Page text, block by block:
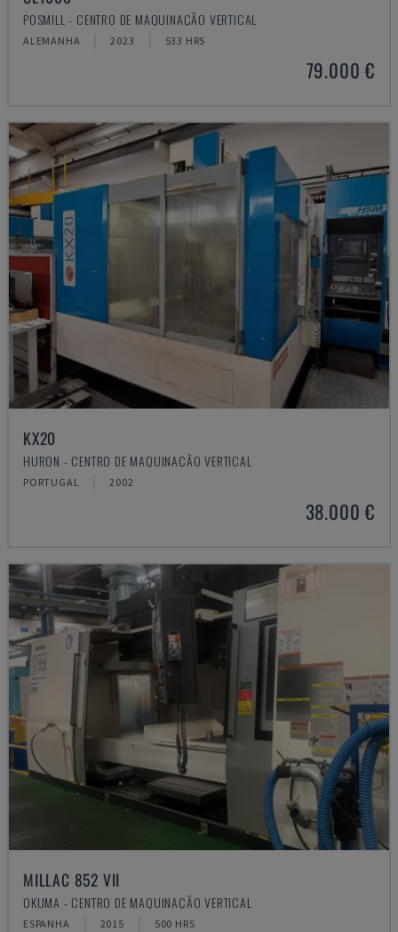
POSMILL - CENTRO DE MAQUINAÇÃO VERTICAL
ALEMANHA 2023 533 HRS
79.000 €
KX20
HURON - CENTRO DE MAQUINAÇÃO VERTICAL
PORTUGAL 2002
38.000 €
MILLAC 852 VII
OKUMA - CENTRO DE MAQUINAÇÃO VERTICAL
ESPANHA 2015 500 HRS